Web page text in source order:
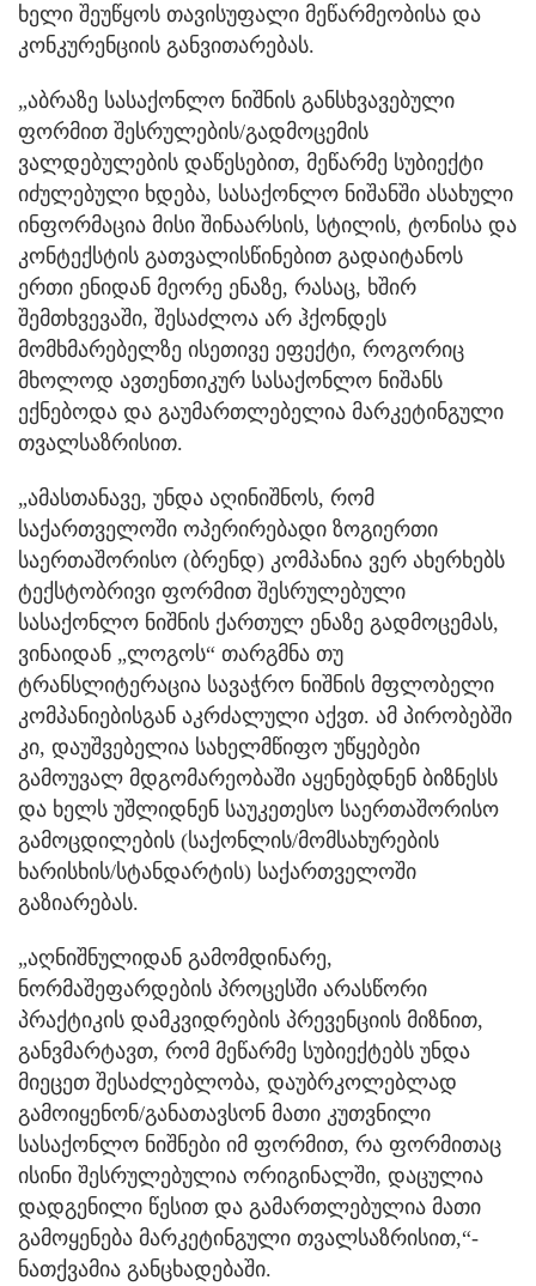
ხელი შეუწყოს თავისუფალი მეწარმეობისა და
კონკურენციის განვითარებას.
„აბრაზე სასაქონლო ნიშნის განსხვავებული
ფორმით შესრულების/გადმოცემის
ვალდებულების დაწესებით, მეწარმე სუბიექტი
იძულებული ხდება, სასაქონლო ნიშანში ასახული
ინფორმაცია მისი შინაარსის, სტილის, ტონისა და
კონტექსტის გათვალისწინებით გადაიტანოს
ერთი ენიდან მეორე ენაზე, რასაც, ხშირ
შემთხვევაში, შესაძლოა არ ჰქონდეს
მომხმარებელზე ისეთივე ეფექტი, როგორიც
მხოლოდ ავთენთიკურ სასაქონლო ნიშანს
ექნებოდა და გაუმართლებელია მარკეტინგული
თვალსაზრისით.
„ამასთანავე, უნდა აღინიშნოს, რომ
საქართველოში ოპერირებადი ზოგიერთი
საერთაშორისო (ბრენდ) კომპანია ვერ ახერხებს
ტექსტობრივი ფორმით შესრულებული
სასაქონლო ნიშნის ქართულ ენაზე გადმოცემას,
ვინაიდან „ლოგოს“ თარგმნა თუ
ტრანსლიტერაცია სავაჭრო ნიშნის მფლობელი
კომპანიებისგან აკრძალული აქვთ. ამ პირობებში
კი, დაუშვებელია სახელმწიფო უწყებები
გამოუვალ მდგომარეობაში აყენებდნენ ბიზნესს
და ხელს უშლიდნენ საუკეთესო საერთაშორისო
გამოცდილების (საქონლის/მომსახურების
ხარისხის/სტანდარტის) საქართველოში
გაზიარებას.
„აღნიშნულიდან გამომდინარე,
ნორმაშეფარდების პროცესში არასწორი
პრაქტიკის დამკვიდრების პრევენციის მიზნით,
განვმარტავთ, რომ მეწარმე სუბიექტებს უნდა
მიეცეთ შესაძლებლობა, დაუბრკოლებლად
გამოიყენონ/განათავსონ მათი კუთვნილი
სასაქონლო ნიშნები იმ ფორმით, რა ფორმითაც
ისინი შესრულებულია ორიგინალში, დაცულია
დადგენილი წესით და გამართლებულია მათი
გამოყენება მარკეტინგული თვალსაზრისით,“-
ნათქვამია განცხადებაში.